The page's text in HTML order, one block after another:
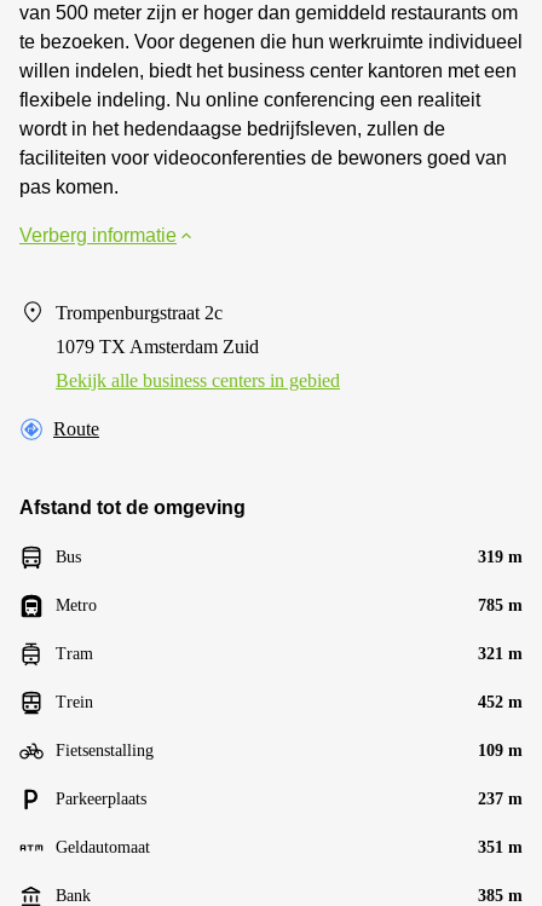
van 500 meter zijn er hoger dan gemiddeld restaurants om
te bezoeken. Voor degenen die hun werkruimte individueel
willen indelen, biedt het business center kantoren met een
flexibele indeling. Nu online conferencing een realiteit
wordt in het hedendaagse bedrijfsleven, zullen de
faciliteiten voor videoconferenties de bewoners goed van
pas komen.
Verberg informatie
Trompenburgstraat 2c
1079 TX Amsterdam Zuid
Bekijk alle business centers in gebied
Route
Afstand tot de omgeving
Bus 319 m
Metro 785 m
Tram 321 m
Trein 452 m
Fietsenstalling 109 m
Parkeerplaats 237 m
Geldautomaat 351 m
Bank 385 m